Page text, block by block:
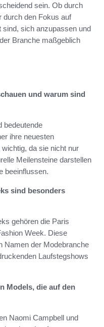
sein. Ob durch
durch den Fokus auf
sind, sich anzupassen und
Branche maßgeblich
und warum sind
bedeutende
ihre neuesten
da sie nicht nur
Meilensteine darstellen
beeinflussen.
sind besonders
gehören die Paris
Week. Diese
Namen der Modebranche
Laufstegshows
Models, die auf den
Naomi Campbell und